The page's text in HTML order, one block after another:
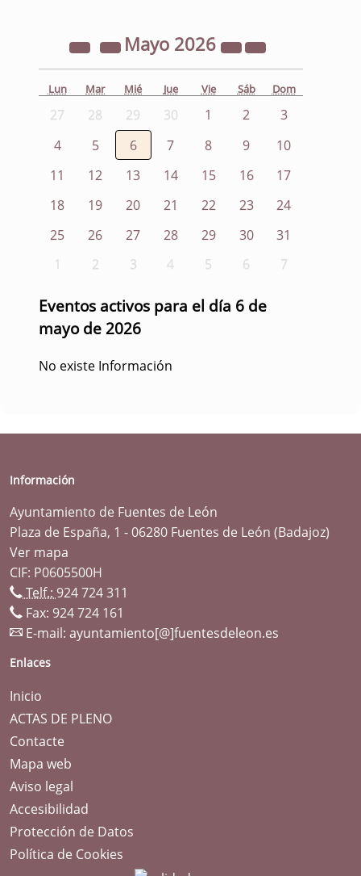
Mayo 2026
Lun Mar Mié Jue Vie Sáb Dom
27 28 29 30 1 2
3
4
5 6 7 8 9
10
11
12 13 14 15 16
17
18
19 20 21 22 23
24
25
26 27 28 29 30
31
1
2 3 4 5 6 7
Eventos activos para el día 6 de
mayo de 2026
No existe Información
Información
Ayuntamiento de Fuentes de León
Plaza de España, 1 - 06280 Fuentes de León (Badajoz)
Ver mapa
CIF: P0605500H
Telf.: 924 724 311
Fax: 924 724 161
E-mail: ayuntamiento[@]fuentesdeleon.es
Enlaces
Inicio
ACTAS DE PLENO
Contacte
Mapa web
Aviso legal
Accesibilidad
Protección de Datos
Política de Cookies